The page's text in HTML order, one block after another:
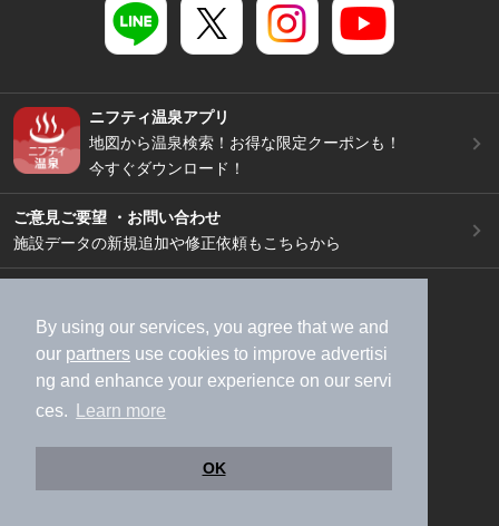
By using our services, you agree that we and
our partners use cookies to improve advertisi
ng and enhance your experience on our servi
ces.
Learn more
OK
ニフティ温泉アプリ
地図から温泉検索！お得な限定クーポンも！
今すぐダウンロード！
ご意見ご要望 ・お問い合わせ
施設データの新規追加や修正依頼もこちらから
加盟店募集（資料請求）
広告出稿のご案内
利用規約
ライフスタイルMEMBERS+規約
特定商取引法に基づく表記
ヘルプ
採用情報
運営会社